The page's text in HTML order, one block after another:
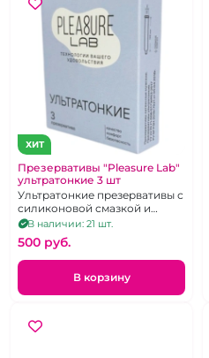
ХИТ
Презервативы "Pleasure Lab"
ультратонкие 3 шт
Ультратонкие презервативы с
силиконовой смазкой и
накопителем
В наличии: 21 шт.
500 pуб.
В корзину